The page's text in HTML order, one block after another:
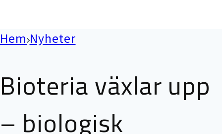
Hem Nyheter
Bioteria växlar upp
– biologisk